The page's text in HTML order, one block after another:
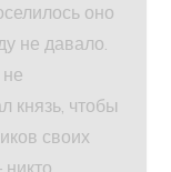
оно
не давало.
князь, чтобы
своих